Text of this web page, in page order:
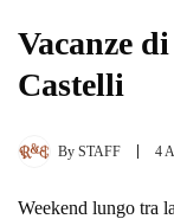
Vacanze
Castelli
By STAFF 4
Weekend lungo tra